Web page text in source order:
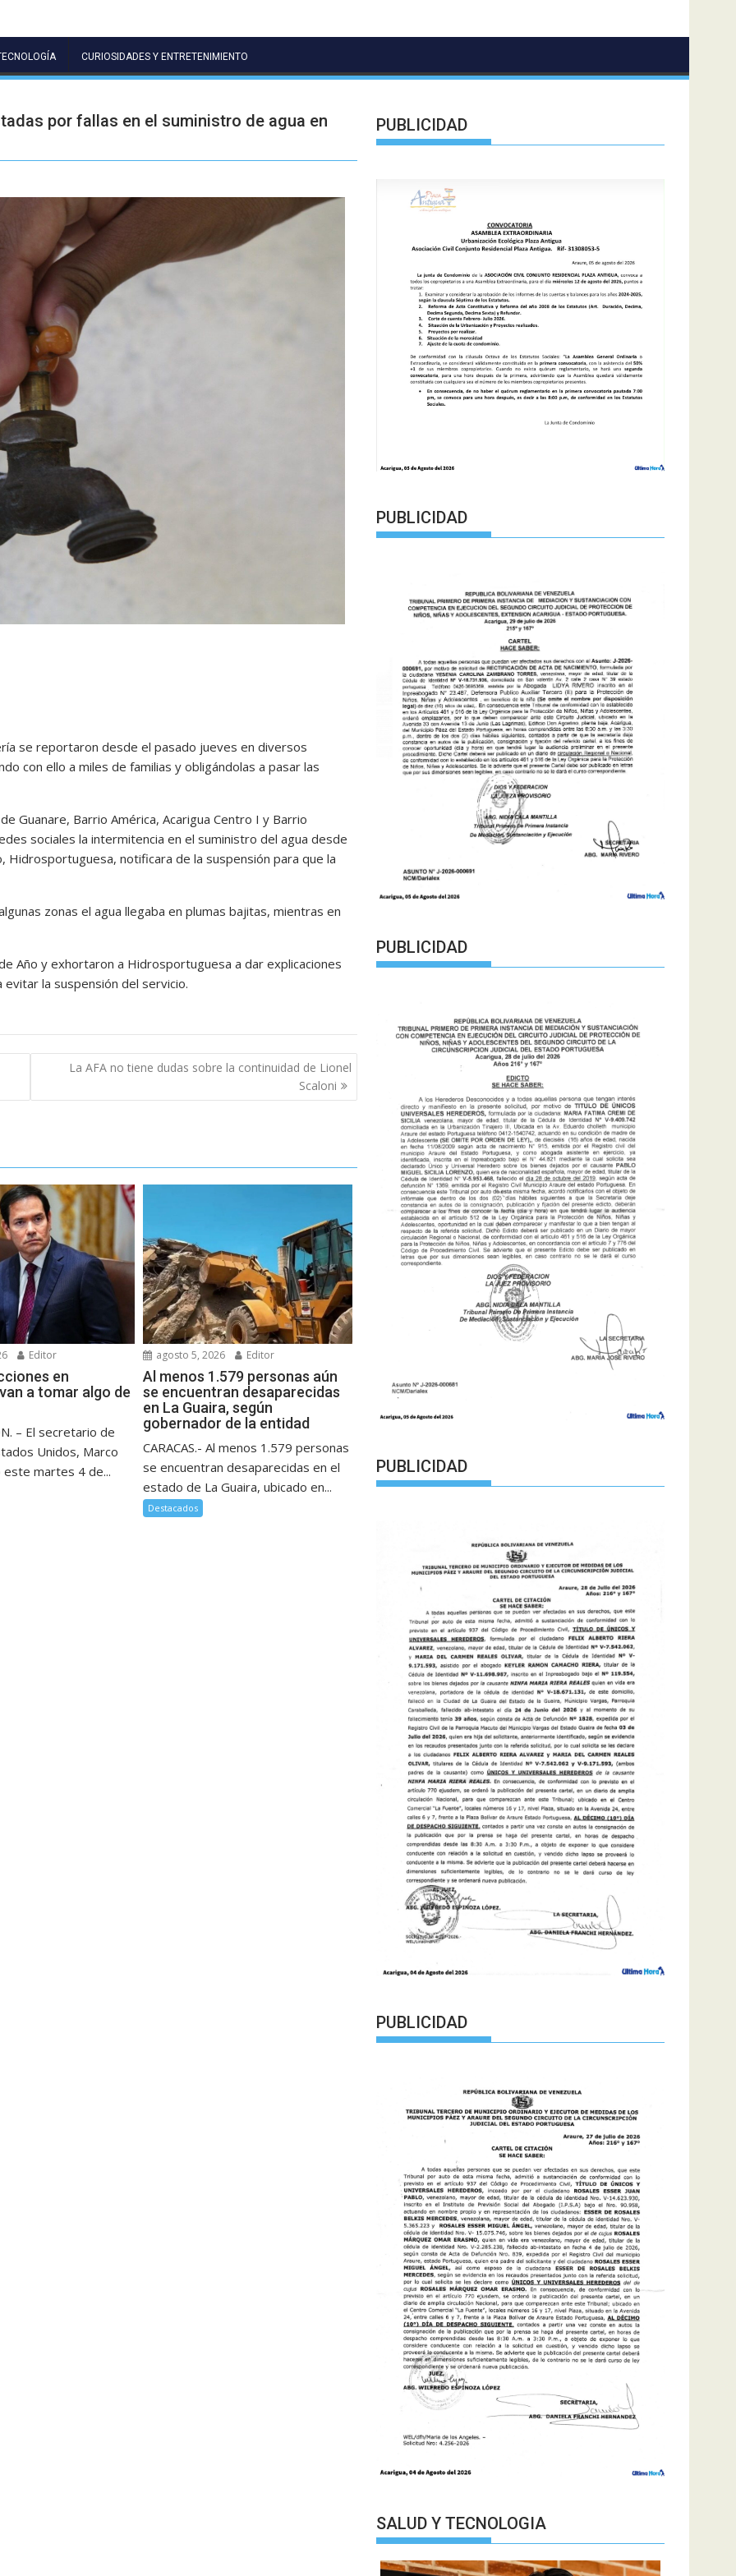
CURIOSIDADES Y ENTRETENIMIENTO
por fallas en el suministro de agua en
se reportaron desde el pasado jueves en diversos
con ello a miles de familias y obligándolas a pasar las
Guanare, Barrio América, Acarigua Centro I y Barrio
sociales la intermitencia en el suministro del agua desde
notificara de la suspensión para que la
zonas el agua llegaba en plumas bajitas, mientras en
Año y exhortaron a Hidrosportuguesa a dar explicaciones
la suspensión del servicio.
La AFA no tiene dudas sobre la continuidad de Lionel
Scaloni
Editor
en
a tomar algo de
– El secretario de
Unidos, Marco
este martes 4 de...
agosto 5, 2026 Editor
Al menos 1.579 personas aún
se encuentran desaparecidas
en La Guaira, según
gobernador de la entidad
CARACAS.- Al menos 1.579 personas
se encuentran desaparecidas en el
estado de La Guaira, ubicado en...
Destacados
PUBLICIDAD
PUBLICIDAD
PUBLICIDAD
PUBLICIDAD
PUBLICIDAD
SALUD Y TECNOLOGIA